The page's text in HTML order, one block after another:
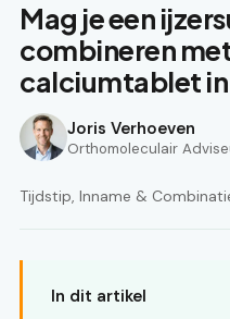
Mag je een
combineren
calciumtablet
Joris Verhoeven
Orthomoleculair
Tijdstip, Inname &
In dit artikel